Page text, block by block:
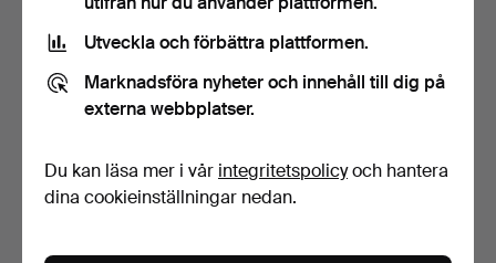
BRICKA. Olja på tyg under
glasskiva med tr…
1 dag
Värdering
PROPORTIONALDELARE,
2 dagar
Utveckla och förbättra plattformen.
Marknadsföra nyheter och innehåll till dig på
externa webbplatser.
Du kan läsa mer i vår integritetspolicyoch hantera
dina cookieinställningar nedan.